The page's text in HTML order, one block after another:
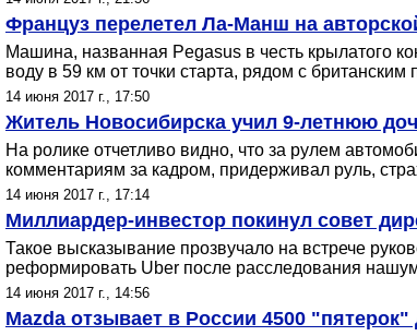
Француз перелетел Ла-Манш на
Машина, названная Pegasus в честь крылатого
воду в 59 км от точки старта, рядом с
14 июня 2017 г., 17:50
Житель Новосибирска учил 9-летнюю
На ролике отчетливо видно, что за рулем
комментариям за кадром, придерживал руль,
14 июня 2017 г., 17:14
Миллиардер-инвестор покинул совет
Такое высказывание прозвучало на встрече
реформировать Uber после расследования
14 июня 2017 г., 14:56
Mazda отзывает в России 4500